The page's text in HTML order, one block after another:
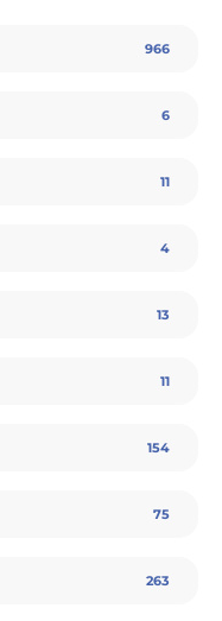
966
6
11
4
13
11
154
75
263